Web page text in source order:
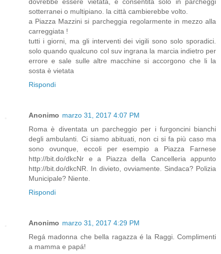
sotterranei o multipiano. la città cambierebbe volto.
a Piazza Mazzini si parcheggia regolarmente in mezzo alla
carreggiata !
tutti i giorni, ma gli interventi dei vigili sono solo sporadici.
solo quando qualcuno col suv ingrana la marcia indietro per
errore e sale sulle altre macchine si accorgono che li la
sosta è vietata
Rispondi
Anonimo marzo 31, 2017 4:07 PM
Roma è diventata un parcheggio per i furgoncini bianchi
degli ambulanti. Ci siamo abituati, non ci si fa più caso ma
sono ovunque, eccoli per esempio a Piazza Farnese
http://bit.do/dkcNr e a Piazza della Cancelleria appunto
http://bit.do/dkcNR. In divieto, ovviamente. Sindaca? Polizia
Municipale? Niente.
Rispondi
Anonimo marzo 31, 2017 4:29 PM
Regá madonna che bella ragazza é la Raggi. Complimenti
a mamma e papá!